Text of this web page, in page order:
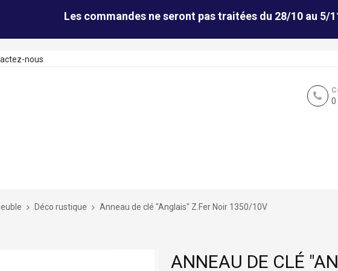
Les commandes ne seront pas traitées du 28/10 au 5/
nous
Déco rustique Anneau de clé "Anglais" Z.Fer Noir 1350/10V
ANNEAU DE CLÉ